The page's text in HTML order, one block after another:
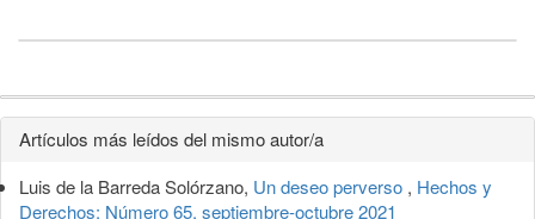
Detalles
del
Artículos más leídos del mismo autor/a
Luis de la Barreda Solórzano, Un deseo perverso , Hechos y
Derechos: Número 65, septiembre-octubre 2021